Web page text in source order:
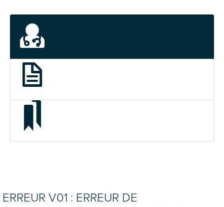
ERREUR V01 : ERREUR DE